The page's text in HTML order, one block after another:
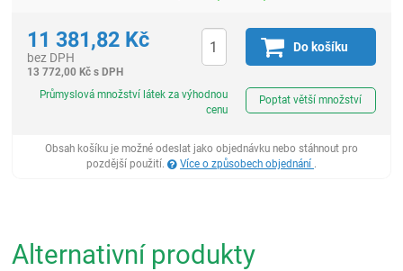
11 381,82 Kč
bez DPH
13 772,00 Kč s DPH
Do košíku
Průmyslová množství látek za výhodnou
cenu
Poptat větší množství
Obsah košíku je možné odeslat jako objednávku nebo stáhnout pro
pozdější použití.
Více o způsobech objednání
Alternativní produkty